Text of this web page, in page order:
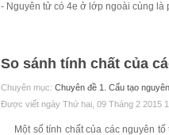
- Nguyên tử có 4e ở lớp ngoài cùng là
So sánh tính chất của
Chuyên mục: Chuyên đề 1. Cấu tạo
Được viết ngày Thứ hai, 09 Tháng 2 2015
Một số tính chất của các nguyên tố